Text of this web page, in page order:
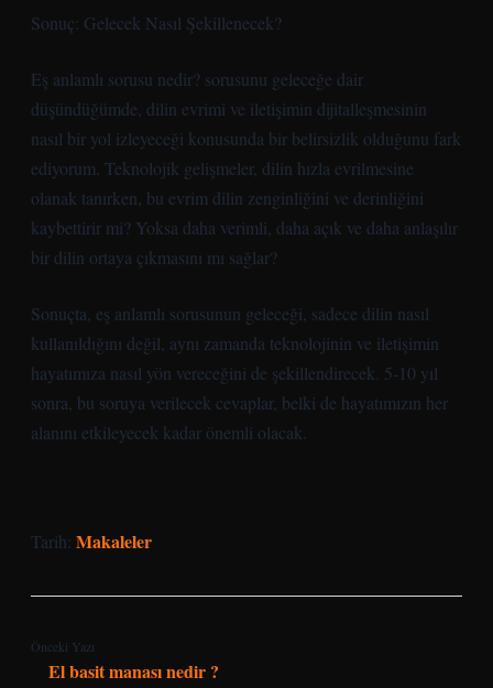
Sonuç: Gelecek Nasıl Şekillenecek?
Eş anlamlı sorusu nedir? sorusunu geleceğe dair
düşündüğümde, dilin evrimi ve iletişimin dijitalleşmesinin
nasıl bir yol izleyeceği konusunda bir belirsizlik olduğunu fark
ediyorum. Teknolojik gelişmeler, dilin hızla evrilmesine
olanak tanırken, bu evrim dilin zenginliğini ve derinliğini
kaybettirir mi? Yoksa daha verimli, daha açık ve daha anlaşılır
bir dilin ortaya çıkmasını mı sağlar?
Sonuçta, eş anlamlı sorusunun geleceği, sadece dilin nasıl
kullanıldığını değil, aynı zamanda teknolojinin ve iletişimin
hayatımıza nasıl yön vereceğini de şekillendirecek. 5-10 yıl
sonra, bu soruya verilecek cevaplar, belki de hayatımızın her
alanını etkileyecek kadar önemli olacak.
Tarih: Makaleler
Önceki Yazı
El basit manası nedir ?